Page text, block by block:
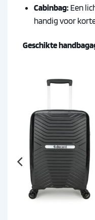
Cabinbag: Een
handig voor
Geschikte